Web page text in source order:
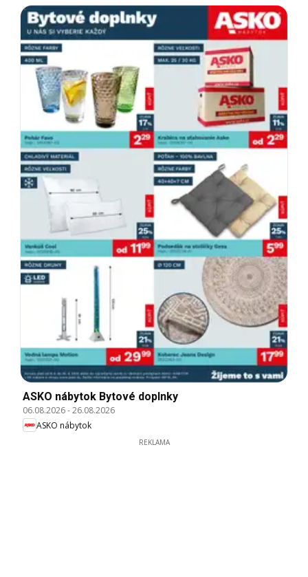
ASKO nábytok Bytové doplnky
06.08.2026-26.08.2026
ASKO nábytok
REKLAMA